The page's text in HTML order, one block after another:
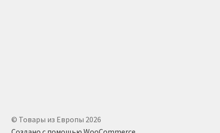
© Товары из Европы 2026